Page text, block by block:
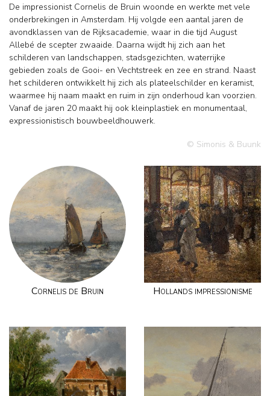
De impressionist Cornelis de Bruin woonde en werkte met vele
onderbrekingen in Amsterdam. Hij volgde een aantal jaren de
avondklassen van de Rijksacademie, waar in die tijd August
Allebé de scepter zwaaide. Daarna wijdt hij zich aan het
schilderen van landschappen, stadsgezichten, waterrijke
gebieden zoals de Gooi- en Vechtstreek en zee en strand. Naast
het schilderen ontwikkelt hij zich als plateelschilder en keramist,
waarmee hij naam maakt en ruim in zijn onderhoud kan voorzien.
Vanaf de jaren 20 maakt hij ook kleinplastiek en monumentaal,
expressionistisch bouwbeeldhouwerk.
© Simonis & Buunk
Cornelis de Bruin Hollands impressionisme